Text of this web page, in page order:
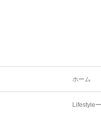
ホーム
Lifestyle